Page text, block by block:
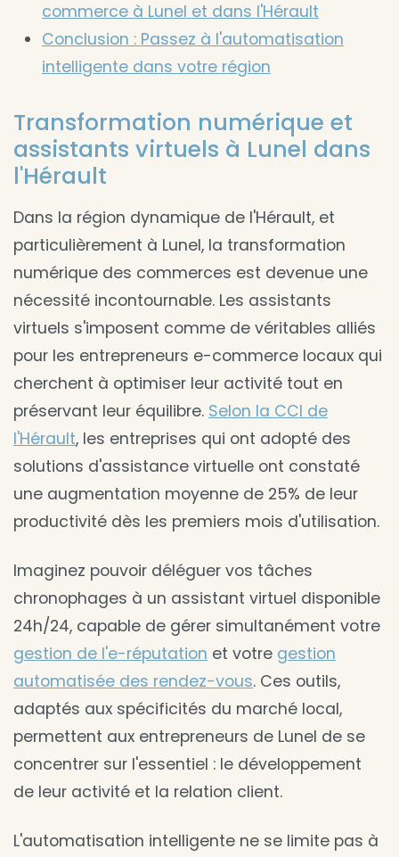
commerce à Lunel et dans l'Hérault
Conclusion : Passez à l'automatisation
intelligente dans votre région
Transformation numérique et
assistants virtuels à Lunel dans
l'Hérault
Dans la région dynamique de l'Hérault, et
particulièrement à Lunel, la transformation
numérique des commerces est devenue une
nécessité incontournable. Les assistants
virtuels s'imposent comme de véritables alliés
pour les entrepreneurs e-commerce locaux qui
cherchent à optimiser leur activité tout en
préservant leur équilibre. Selon la CCI de
l'Hérault, les entreprises qui ont adopté des
solutions d'assistance virtuelle ont constaté
une augmentation moyenne de 25% de leur
productivité dès les premiers mois d'utilisation.
Imaginez pouvoir déléguer vos tâches
chronophages à un assistant virtuel disponible
24h/24, capable de gérer simultanément votre
gestion de l'e-réputation et votre gestion
automatisée des rendez-vous. Ces outils,
adaptés aux spécificités du marché local,
permettent aux entrepreneurs de Lunel de se
concentrer sur l'essentiel : le développement
de leur activité et la relation client.
L'automatisation intelligente ne se limite pas à